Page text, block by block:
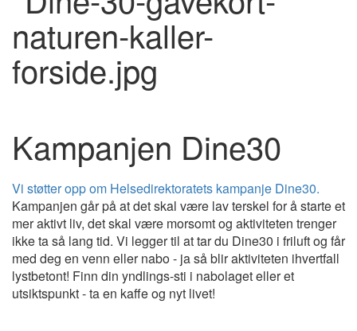
Kampanjen Dine30
Vi støtter opp om Helsedirektoratets kampanje Dine30.
Kampanjen går på at det skal være lav terskel for å starte et
mer aktivt liv, det skal være morsomt og aktiviteten trenger
ikke ta så lang tid. Vi legger til at tar du Dine30 i friluft og får
med deg en venn eller nabo - ja så blir aktiviteten ihvertfall
lystbetont! Finn din yndlings-sti i nabolaget eller et
utsiktspunkt - ta en kaffe og nyt livet!